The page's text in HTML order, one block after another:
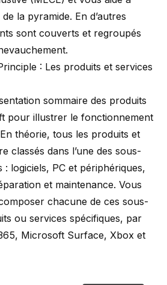
la pyramide. En d’autres
sont couverts et regroupés
: Les produits et services
sommaire des produits
pour illustrer le fonctionnement
théorie, tous les produits et
classés dans l’une des sous-
: logiciels, PC et périphériques,
et maintenance. Vous
chacune de ces sous-
ou services spécifiques, par
Microsoft Surface, Xbox et